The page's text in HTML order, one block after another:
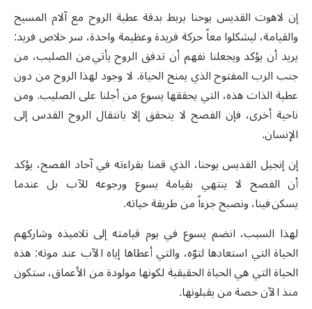
إن لاهوت القديس يوحنا يربط بدقة عطية الروح مع آلام المسيح
والقيامة، ليشكلوا معاً حركة فريدة وعظيمة واحدة، سر خلاص فريد:
يريد أن يؤكد ويجعلنا نفهم أن تدفق الروح يأتي من الصليب، من
جنب الرب المفتوح الذي يمنح الحياة. لا وجود لهذا الروح من دون
عطية الذات هذه، التي يحققها يسوع من أجلنا على الصليب. ومن
ناحية أخرى، فإن الفصح لا يتحقق إلا بانتقال الروح القدس إلى
الإنسان.
إن إنجيل القديس يوحنا، الذي قمنا بقراءته في آحاد الفصح، يؤكد
أن الفصح لا ينتهي بقيامة يسوع ورجوعه للآب بل عندما
يسكن فينا، ونصبح جزءاً من طريقة حياته.
لهذا السبب، انضم يسوع في يوم قيامته إلى تلاميذه وشاركهم
الحياة التي استعادها لتوّه، والتي أعطاها إياه الآب عند موته: هذه
الحياة التي هي الحياة الحقيقية لكونها مولودة من الأعماق، ستكون
منذ الآن حصة من يقبلونها.